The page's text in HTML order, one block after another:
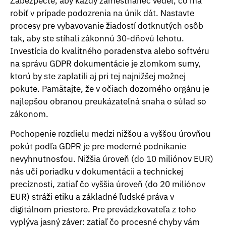
robiť v prípade podozrenia na únik dát. Nastavte
procesy pre vybavovanie žiadostí dotknutých osôb
tak, aby ste stíhali zákonnú 30-dňovú lehotu.
Investícia do kvalitného poradenstva alebo softvéru
na správu GDPR dokumentácie je zlomkom sumy,
ktorú by ste zaplatili aj pri tej najnižšej možnej
pokute. Pamätajte, že v očiach dozorného orgánu je
najlepšou obranou preukázateľná snaha o súlad so
zákonom.
Pochopenie rozdielu medzi nižšou a vyššou úrovňou
pokút podľa GDPR je pre moderné podnikanie
nevyhnutnosťou. Nižšia úroveň (do 10 miliónov EUR)
nás učí poriadku v dokumentácii a technickej
precíznosti, zatiaľ čo vyššia úroveň (do 20 miliónov
EUR) stráži etiku a základné ľudské práva v
digitálnom priestore. Pre prevádzkovateľa z toho
vyplýva jasný záver: zatiaľ čo procesné chyby vám